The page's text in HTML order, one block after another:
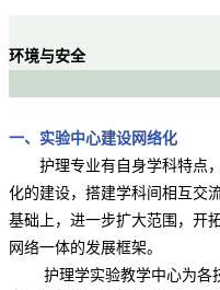
环境与安全
一、实验中心建设网络化
护理专业有自身学科特点，
化的建设，搭建学科间相互交
基础上，进一步扩大范围，开
网络一体的发展框架。
护理学实验教学中心为各技